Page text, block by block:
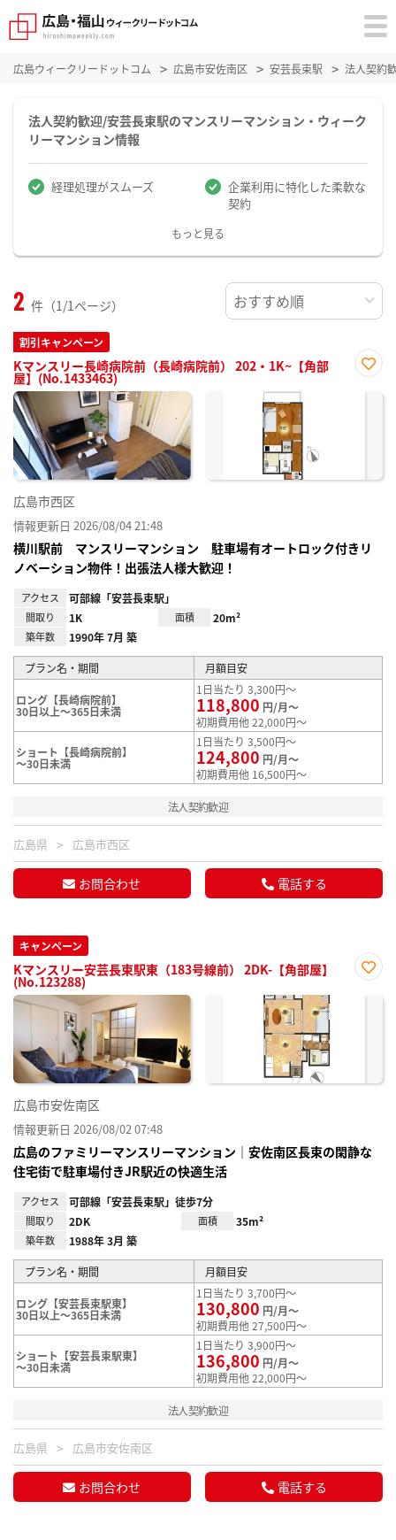
広島ウィークリードットコム 広島市安佐南区 安芸長束駅 法人契約
法人契約歓迎/安芸長束駅のマンスリーマンション・ウィーク
リーマンション情報
経理処理がスムーズ
企業利用に特化した柔軟な
契約
もっと見る
2 件（1/1ページ）
割引キャンペーン
Kマンスリー長崎病院前（長崎病院前） 202・1K~【角部
屋】(No.1433463)
に入
広島市西区
情報更新日 2026/08/04 21:48
横川駅前 マンスリーマンション 駐車場有オートロック付きリ
ノベーション物件！出張法人様大歓迎！
アクセス 可部線「安芸長束駅」
間取り 1K 面積 20m²
築年数 1990年 7月 築
プラン名・期間 月額目安
ロング【長崎病院前】
30日以上～365日未満
1日当たり 3,300円～
118,800 円/月～
初期費用他 22,000円～
ショート【長崎病院前】
～30日未満
1日当たり 3,500円～
124,800 円/月～
初期費用他 16,500円～
法人契約歓迎
広島県 広島市西区
お問合わせ 電話する
キャンペーン
Kマンスリー安芸長束駅東（183号線前） 2DK-【角部屋】
(No.123288)
に入
広島市安佐南区
情報更新日 2026/08/02 07:48
広島のファミリーマンスリーマンション｜安佐南区長束の閑静な
住宅街で駐車場付きJR駅近の快適生活
アクセス 可部線「安芸長束駅」徒歩7分
間取り 2DK 面積 35m²
築年数 1988年 3月 築
プラン名・期間 月額目安
ロング【安芸長束駅東】
30日以上～365日未満
1日当たり 3,700円～
130,800 円/月～
初期費用他 27,500円～
ショート【安芸長束駅東】
～30日未満
1日当たり 3,900円～
136,800 円/月～
初期費用他 22,000円～
法人契約歓迎
広島県 広島市安佐南区
お問合わせ 電話する